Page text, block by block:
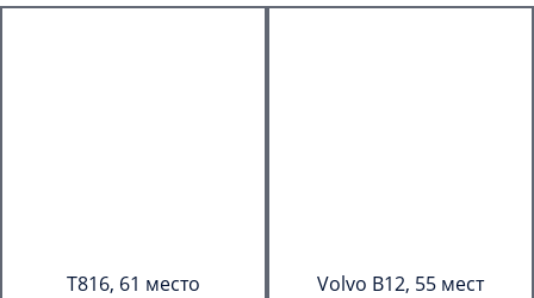
T816, 61 место Volvo B12, 55 мест